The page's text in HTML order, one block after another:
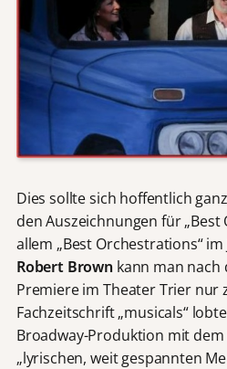
Dies sollte sich hoffentlich
den Auszeichnungen für „Best
allem „Best Orchestrations“ im
Robert Brown kann man nach
Premiere im Theater Trier nur
Fachzeitschrift „musicals“
Broadway-Produktion mit
„lyrischen, weit gespannten